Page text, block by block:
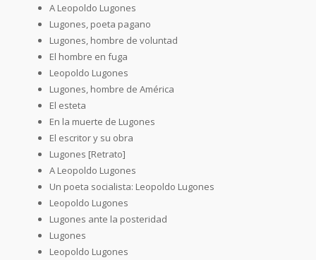
A Leopoldo Lugones
Lugones, poeta pagano
Lugones, hombre de voluntad
El hombre en fuga
Leopoldo Lugones
Lugones, hombre de América
El esteta
En la muerte de Lugones
El escritor y su obra
Lugones [Retrato]
A Leopoldo Lugones
Un poeta socialista: Leopoldo Lugones
Leopoldo Lugones
Lugones ante la posteridad
Lugones
Leopoldo Lugones